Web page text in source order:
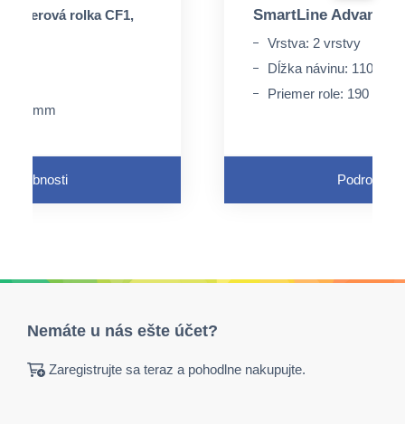
papierová rolka CF1,
200 mm
SmartLine
Vrstva: 2 vrstvy
Dĺžka návinu: 110 m
Priemer role: 190 mm
Nemáte u nás ešte účet?
Zaregistrujte sa teraz a pohodlne nakupujte.